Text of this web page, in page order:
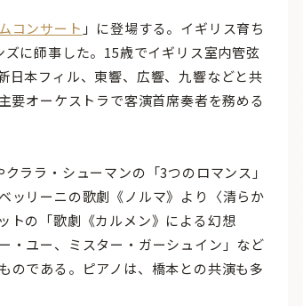
コンサート 」に登場する。イギリス育ち
に師事した。15歳でイギリス室内管弦
日本フィル、東響、広響、九響などと共
要オーケストラで客演首席奏者を務める
ララ・シューマンの「3つのロマンス」
ッリーニの歌劇《ノルマ》より〈清らか
トの「歌劇《カルメン》による幻想
・ユー、ミスター・ガーシュイン」など
のである。ピアノは、橋本との共演も多